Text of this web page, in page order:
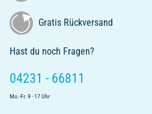
Gratis Rückversand
Hast du noch Fragen?
04231 - 66811
Mo.-Fr. 9 - 17 Uhr